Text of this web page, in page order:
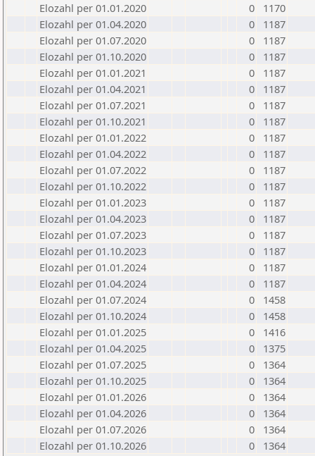
Elozahl per 01.01.2020
0
1170
Elozahl per 01.04.2020
0
1187
Elozahl per 01.07.2020
0
1187
Elozahl per 01.10.2020
0
1187
Elozahl per 01.01.2021
0
1187
Elozahl per 01.04.2021
0
1187
Elozahl per 01.07.2021
0
1187
Elozahl per 01.10.2021
0
1187
Elozahl per 01.01.2022
0
1187
Elozahl per 01.04.2022
0
1187
Elozahl per 01.07.2022
0
1187
Elozahl per 01.10.2022
0
1187
Elozahl per 01.01.2023
0
1187
Elozahl per 01.04.2023
0
1187
Elozahl per 01.07.2023
0
1187
Elozahl per 01.10.2023
0
1187
Elozahl per 01.01.2024
0
1187
Elozahl per 01.04.2024
0
1187
Elozahl per 01.07.2024
0
1458
Elozahl per 01.10.2024
0
1458
Elozahl per 01.01.2025
0
1416
Elozahl per 01.04.2025
0
1375
Elozahl per 01.07.2025
0
1364
Elozahl per 01.10.2025
0
1364
Elozahl per 01.01.2026
0
1364
Elozahl per 01.04.2026
0
1364
Elozahl per 01.07.2026
0
1364
Elozahl per 01.10.2026
0 1364